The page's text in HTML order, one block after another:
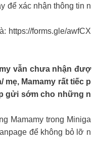
để xác nhận thông tin n
https://forms.gle/awfCX
vẫn chưa nhận đượ
mẹ, Mamamy rất tiếc p
gửi sớm cho những n
Mamamy trong Miniga
để không bỏ lỡ n